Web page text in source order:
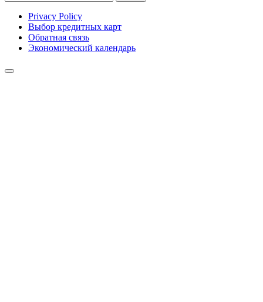
Privacy Policy
Выбор кредитных карт
Обратная связь
Экономический календарь